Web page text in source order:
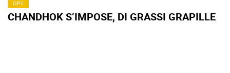
GP2
CHANDHOK S’IMPOSE, DI GRASSI GRAPILLE